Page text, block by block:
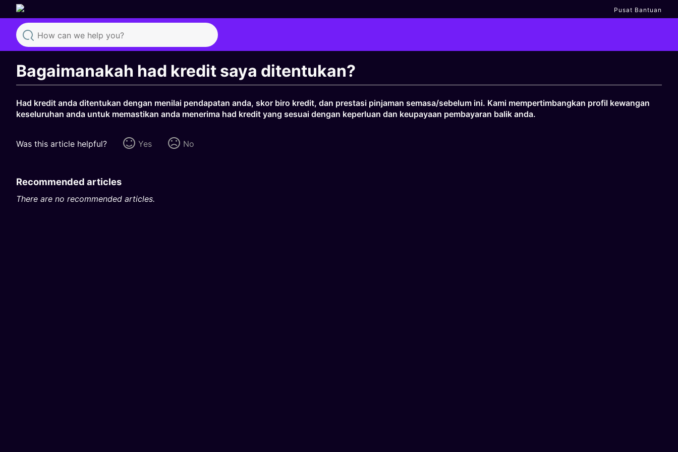
Pusat Bantuan
Search
Bagaimanakah had kredit saya ditentukan?
Had kredit anda ditentukan dengan menilai pendapatan anda, skor biro kredit, dan prestasi pinjaman semasa/sebelum ini. Kami mempertimbangkan profil kewangan
keseluruhan anda untuk memastikan anda menerima had kredit yang sesuai dengan keperluan dan keupayaan pembayaran balik anda.
Was this article helpful? Yes No
Recommended articles
There are no recommended articles.